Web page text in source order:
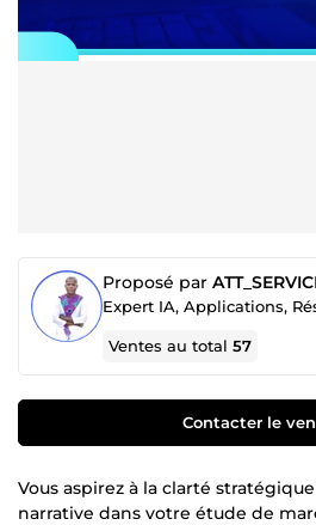
Proposé par
Ventes au total57
Contacter le
Vous aspirez à la clarté
narrative dans votre étude de